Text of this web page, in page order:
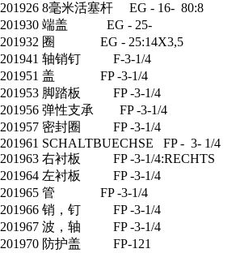
201926 8毫米活塞杆 EG - 16- 80:8
201930 端盖 EG - 25-
201932 圈 EG - 25:14X3,5
201941 轴销钉 F-3-1/4
201951 盖 FP -3-1/4
201953 脚踏板 FP -3-1/4
201956 弹性支承 FP -3-1/4
201957 密封圈 FP -3-1/4
201961 SCHALTBUECHSE FP - 3- 1/4
201963 右衬板 FP -3-1/4:RECHTS
201964 左衬板 FP -3-1/4
201965 管 FP -3-1/4
201966 销，钉 FP -3-1/4
201967 波，轴 FP -3-1/4
201970 防护盖 FP-121